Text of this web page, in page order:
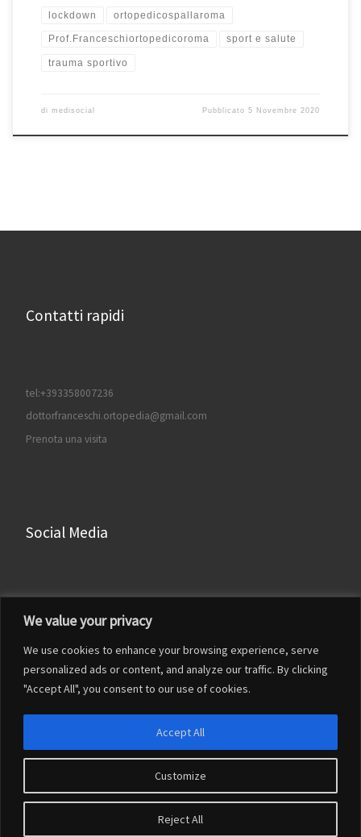
We value your privacy
We use cookies to enhance your browsing experience, serve
personalized ads or content, and analyze our traffic. By clicking
"Accept All", you consent to our use of cookies.
Customize
Reject All
Accept All
lockdown ortopedicospallaroma
Prof.Franceschiortopedicoroma sport e salute
trauma sportivo
di medisocial Pubblicato5 Novembre 2020
Contatti rapidi
tel:+393358007236
dottorfranceschi.ortopedia@gmail.com
Prenota una visita
Social Media
Facebook
LinkedIn
Francesco Franceschi– Tutti i diritti riservati